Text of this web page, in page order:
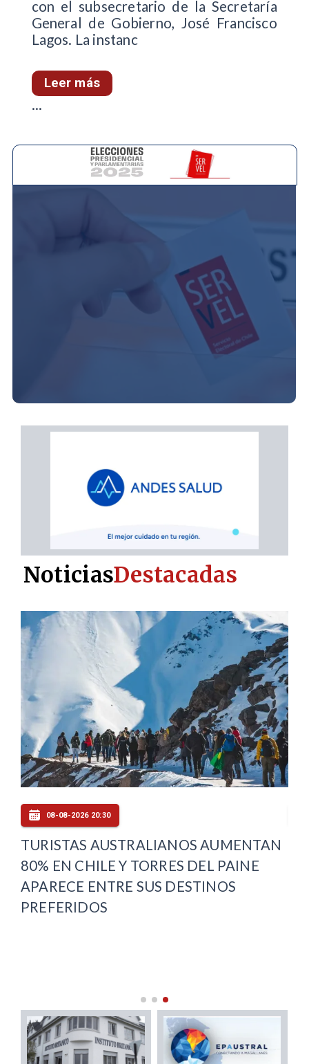
con el subsecretario de la Secretaría
General de Gobierno, José Francisco
Lagos. La instanc
Leer más
...
08-08-2026 20:30
TURISTAS AUSTRALIANOS AUMENTAN
80% EN CHILE Y TORRES DEL PAINE
APARECE ENTRE SUS DESTINOS
PREFERIDOS
NoticiasDestacadas